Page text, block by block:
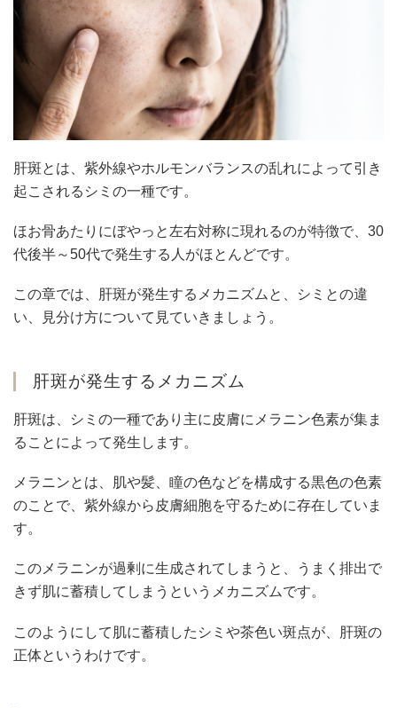
肝斑とは、紫外線やホルモンバランスの乱れによって引き
起こされるシミの一種です。
ほお骨あたりにぼやっと左右対称に現れるのが特徴で、30
代後半～50代で発生する人がほとんどです。
この章では、肝斑が発生するメカニズムと、シミとの違
い、見分け方について見ていきましょう。
肝斑が発生するメカニズム
肝斑は、シミの一種であり主に皮膚にメラニン色素が集ま
ることによって発生します。
メラニンとは、肌や髪、瞳の色などを構成する黒色の色素
のことで、紫外線から皮膚細胞を守るために存在していま
す。
このメラニンが過剰に生成されてしまうと、うまく排出で
きず肌に蓄積してしまうというメカニズムです。
このようにして肌に蓄積したシミや茶色い斑点が、肝斑の
正体というわけです。